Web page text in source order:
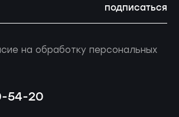
подписаться
на обработку персональных
54-20